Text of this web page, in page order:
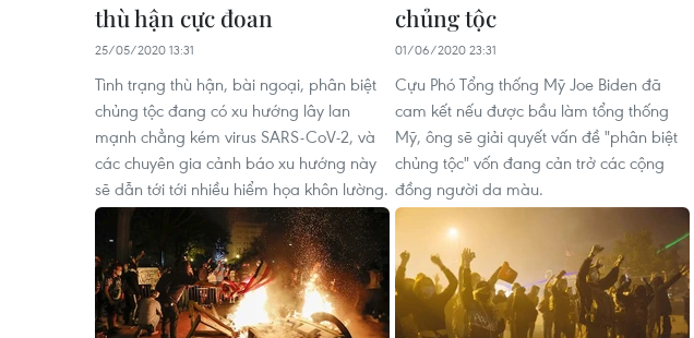
thù hận cực đoan
25/05/2020 13:31
Tình trạng thù hận, bài ngoại, phân biệt
chủng tộc đang có xu hướng lây lan
mạnh chẳng kém virus SARS-CoV-2, và
các chuyên gia cảnh báo xu hướng này
sẽ dẫn tới tới nhiều hiểm họa khôn lường.
chủng tộc
01/06/2020 23:31
Cựu Phó Tổng thống Mỹ Joe Biden đã
cam kết nếu được bầu làm tổng thống
Mỹ, ông sẽ giải quyết vấn đề "phân biệt
chủng tộc" vốn đang cản trở các cộng
đồng người da màu.